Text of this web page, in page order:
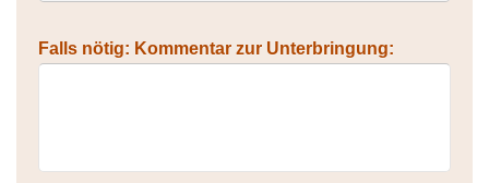
Falls nötig: Kommentar zur Unterbringung: